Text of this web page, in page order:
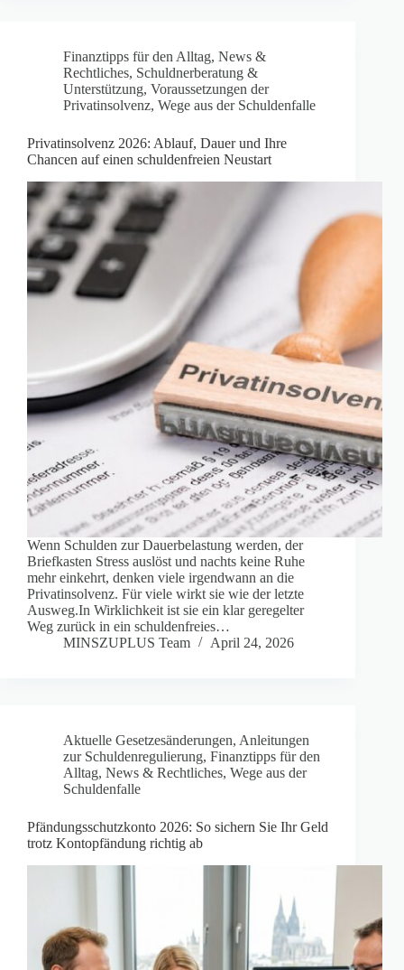
Finanztipps für den Alltag, News &
Rechtliches, Schuldnerberatung &
Unterstützung, Voraussetzungen der
Privatinsolvenz, Wege aus der Schuldenfalle
Privatinsolvenz 2026: Ablauf, Dauer und Ihre
Chancen auf einen schuldenfreien Neustart
Wenn Schulden zur Dauerbelastung werden, der
Briefkasten Stress auslöst und nachts keine Ruhe
mehr einkehrt, denken viele irgendwann an die
Privatinsolvenz. Für viele wirkt sie wie der letzte
Ausweg.In Wirklichkeit ist sie ein klar geregelter
Weg zurück in ein schuldenfreies…
MINSZUPLUS Team
April 24, 2026
Aktuelle Gesetzesänderungen, Anleitungen
zur Schuldenregulierung, Finanztipps für den
Alltag, News & Rechtliches, Wege aus der
Schuldenfalle
Pfändungsschutzkonto 2026: So sichern Sie Ihr Geld
trotz Kontopfändung richtig ab